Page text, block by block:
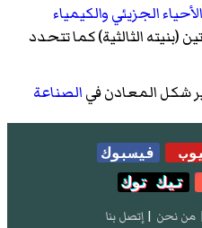
الجزيئيوالكيمياء
(بنيته الثالثية) كما تتحدد
شكل المعادن فيالصناعة
فيسبوك
تيك توك
من نحن | إتصل بنا